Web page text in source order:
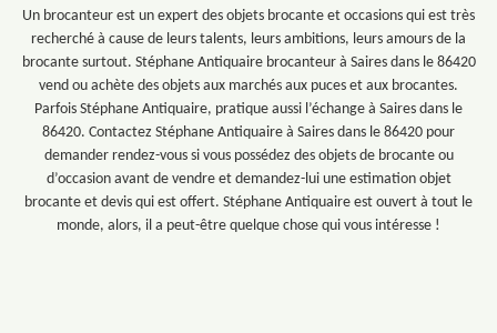
Un brocanteur est un expert des objets brocante et occasions qui est très
recherché à cause de leurs talents, leurs ambitions, leurs amours de la
brocante surtout. Stéphane Antiquaire brocanteur à Saires dans le 86420
vend ou achète des objets aux marchés aux puces et aux brocantes.
Parfois Stéphane Antiquaire, pratique aussi l’échange à Saires dans le
86420. Contactez Stéphane Antiquaire à Saires dans le 86420 pour
demander rendez-vous si vous possédez des objets de brocante ou
d’occasion avant de vendre et demandez-lui une estimation objet
brocante et devis qui est offert. Stéphane Antiquaire est ouvert à tout le
monde, alors, il a peut-être quelque chose qui vous intéresse !